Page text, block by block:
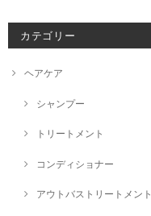
カテゴリー
ヘアケア
シャンプー
トリートメント
コンディショナー
アウトバストリートメント